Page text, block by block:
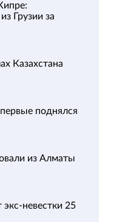
Грузии за
Казахстана
поднялся
из Алматы
невестки 25